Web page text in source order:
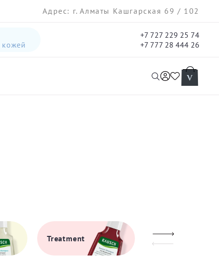
Адрес: г. Алматы Кашгарская 69 / 102
кожей
+7 727 229 25 74
+7 777 28 444 26
Treatment Care & Shine